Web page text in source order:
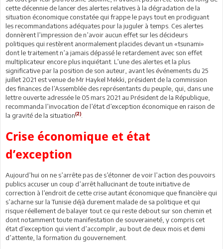
cette décennie de lancer des alertes relatives à la dégradation de la
situation économique constatée qui frappe le pays tout en prodiguant
les recommandations adéquates pour la juguler à temps. Ces alertes
donnèrent l’impression de n’avoir aucun effet sur les décideurs
politiques qui restèrent anormalement placides devant un «tsunami»
dont le traitement n’a jamais dépassé le retardement avec son effet
multiplicateur encore plus inquiétant. L’une des alertes et la plus
significative par la position de son auteur, avant les événements du 25
juillet 2021 est venue de Mr Haykel Mekki, président de la commission
des finances de l’Assemblée des représentants du peuple, qui, dans une
lettre ouverte adressée le 05 mars 2021 au Président de la République,
recommanda l’invocation de l’état d’exception économique en raison de
la gravité de la situation(2)
Crise économique et état
d’exception
Aujourd’hui on ne s’arrête pas de s’étonner de voir l’action des pouvoirs
publics accuser un coup d’arrêt hallucinant de toute initiative de
correction à l’endroit de cette crise autant économique que financière qui
s’acharne sur la Tunisie déjà durement malade de sa politique et qui
risque réellement de balayer tout ce qui reste debout sur son chemin et
dont notamment toute manifestation de souveraineté, y compris cet
état d’exception qui vient d’accomplir, au bout de deux mois et demi
d’attente, la formation du gouvernement.